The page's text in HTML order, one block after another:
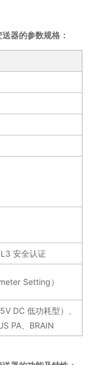
器的参数规格：
安全认证
Setting）
DC 低功耗型）、
PA、BRAIN